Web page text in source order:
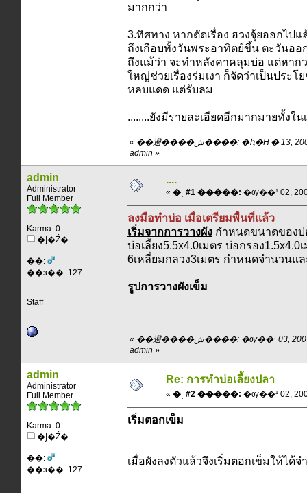
มากกว่า
3.ทิศทาง หากตัดเรื่อง ฮวงจุ้ยออกไป
ถึงเกือบทั้งวันพระอาทิตย์ขึ้น ตะวันออ
ถึงแม้ว่า จะทำหลังคาคลุมบ่อ แต่หาก
ใหญ่ช่วยเรื่องร่มเงา ก็จัดว่าเป็นประ
หลบแดด แต่รับลม
........ยังมีรายละเอียดอีกมากมายทั้งใ
« ��䢤����ش����: �ԧ�Ҥ� 13, 2009, 14:41:44 pm ��
admin »
admin
Administrator
Full Member
Karma: 0
�Ϳ�Ź�
��:
��з��: 127
Staff
....
« �ͺ #1 �����: �ѹ��¹ 02,
ลงมือทำบ่อ เมื่อเตรียมพื้นที่แล้ว
เริ่มจากการวางผัง กำหนดขนาดของบ่
บ่อเลี้ยง5.5x4.0เมตร บ่อกรอง
6เหลี่ยมกลวง3เมตร กำหนดจำนวนแ
รูปการวางผังเข็ม
« ��䢤����ش����: �ѹ��¹ 03, 2009, 16:03:03 pm ��
admin »
admin
Administrator
Full Member
Karma: 0
�Ϳ�Ź�
��:
��з��: 127
Re: การทำบ่อเลี้ยงปลา
« �ͺ #2 �����: �ѹ��¹ 02,
เริ่มตอกเข็ม
เมื่อผังลงตัวแล้วจึงเริ่มตอกเข็มให้ได้